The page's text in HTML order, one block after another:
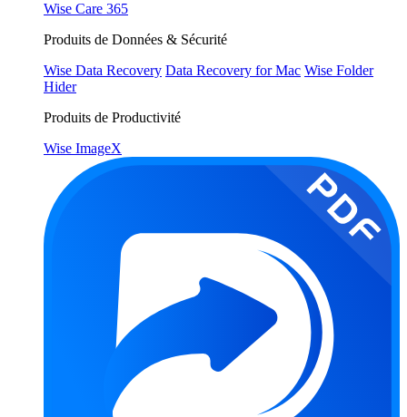
Wise Care 365
Produits de Données & Sécurité
Wise Data Recovery Data Recovery for Mac Wise Folder
Hider
Produits de Productivité
Wise ImageX